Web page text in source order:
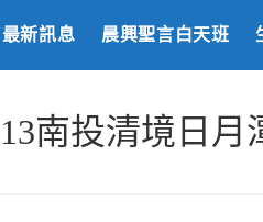
最新訊息 晨興聖言白天班
南投清境日月